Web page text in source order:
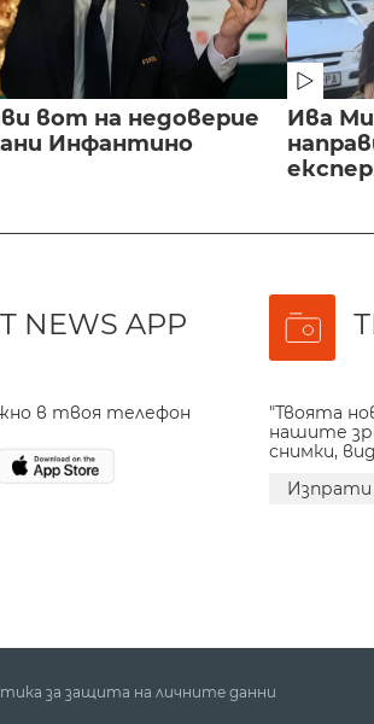
вот на недоверие
Инфантино
Ива
NEWS APP
в твоя телефон
"Твоята
нашите
снимки,
Изпрати
за защита на личните данни